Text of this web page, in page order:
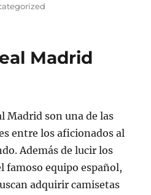
Madrid
Madrid son una de las
entre los aficionados al
Además de lucir los
famoso equipo español,
adquirir camisetas